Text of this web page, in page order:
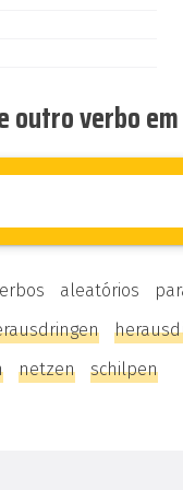
outro verbo
aleatórios
netzen schilpen